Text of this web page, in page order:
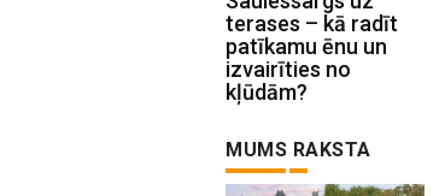
terases – kā radīt
patīkamu ēnu un
izvairīties no
kļūdām?
MUMS RAKSTA